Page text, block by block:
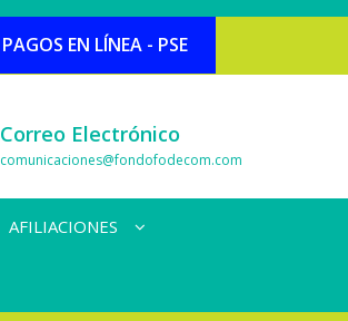
PAGOS EN LÍNEA - PSE
Correo Electrónico
comunicaciones@fondofodecom.com
AFILIACIONES